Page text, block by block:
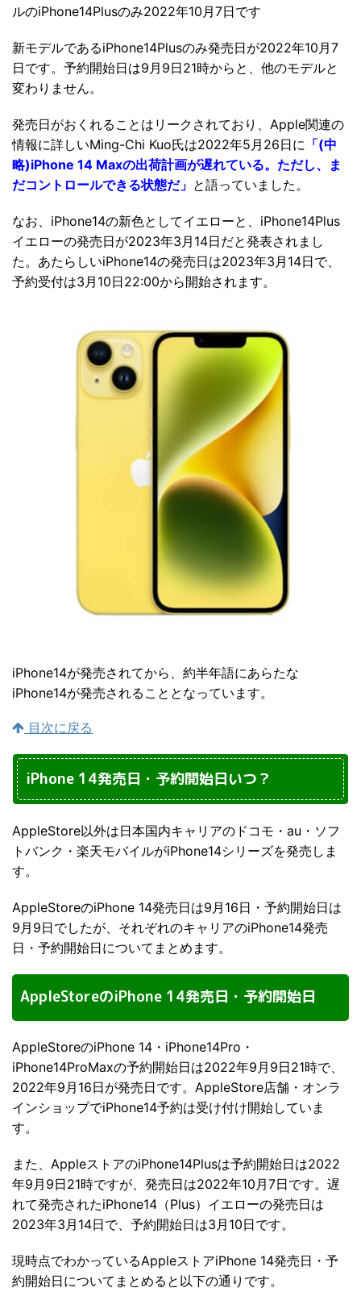
ルのiPhone14Plusのみ2022年10月7日です
新モデルであるiPhone14Plusのみ発売日が2022年10月7
日です。予約開始日は9月9日21時からと、他のモデルと
変わりません。
発売日がおくれることはリークされており、Apple関連の
情報に詳しいMing-Chi Kuo氏は2022年5月26日に 「(中
略)iPhone 14 Maxの出荷計画が遅れている。ただし、ま
だコントロールできる状態だ」 と語っていました。
なお、iPhone14の新色としてイエローと、iPhone14Plus
イエローの発売日が2023年3月14日だと発表されまし
た。あたらしいiPhone14の発売日は2023年3月14日で、
予約受付は3月10日22:00から開始されます。
iPhone14が発売されてから、約半年語にあらたな
iPhone14が発売されることとなっています。
目次に戻る
iPhone 14発売日・予約開始日いつ？
AppleStore以外は日本国内キャリアのドコモ・au・ソフ
トバンク・楽天モバイルがiPhone14シリーズを発売しま
す。
AppleStoreのiPhone 14発売日は9月16日・予約開始日は
9月9日でしたが、それぞれのキャリアのiPhone14発売
日・予約開始日についてまとめます。
AppleStoreのiPhone 14発売日・予約開始日
AppleStoreのiPhone 14・iPhone14Pro・
iPhone14ProMaxの予約開始日は2022年9月9日21時で、
2022年9月16日が発売日です。AppleStore店舗・オンラ
インショップでiPhone14予約は受け付け開始していま
す。
また、AppleストアのiPhone14Plusは予約開始日は2022
年9月9日21時ですが、発売日は2022年10月7日です。遅
れて発売されたiPhone14（Plus）イエローの発売日は
2023年3月14日で、予約開始日は3月10日です。
現時点でわかっているAppleストアiPhone 14発売日・予
約開始日についてまとめると以下の通りです。